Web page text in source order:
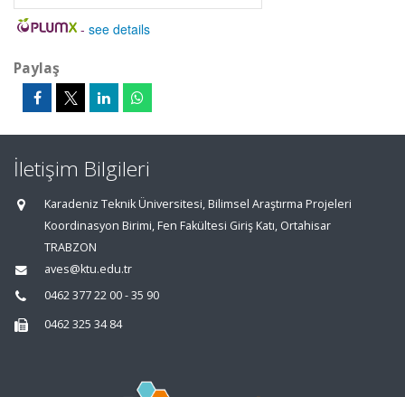
- see details
Paylaş
İletişim Bilgileri
Karadeniz Teknik Üniversitesi, Bilimsel Araştırma Projeleri
Koordinasyon Birimi, Fen Fakültesi Giriş Katı, Ortahisar
TRABZON
aves@ktu.edu.tr
0462 377 22 00 - 35 90
0462 325 34 84